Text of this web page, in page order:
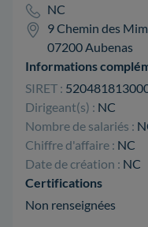
NC
9 Chemin des
07200 Aubenas
Informations
SIRET :
Dirigeant(s) : NC
Nombre de salariés :
Chiffre d'affaire : NC
Date de création : NC
Certifications
Non renseignées